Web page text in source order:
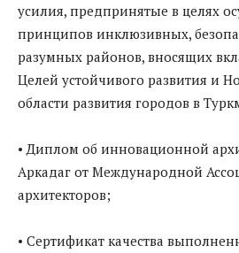
усилия, предпринятые в целях
принципов инклюзивных,
разумных районов, вносящих
Целей устойчивого развития и
области развития городов в
• Диплом об инновационной
Аркадаг от Международной
архитекторов;
• Сертификат качества